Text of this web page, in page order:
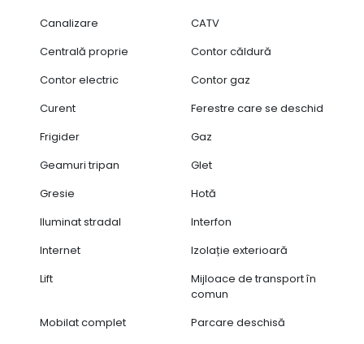
Canalizare
CATV
Centrală proprie
Contor căldură
Contor electric
Contor gaz
Curent
Ferestre care se deschid
Frigider
Gaz
Geamuri tripan
Glet
Gresie
Hotă
Iluminat stradal
Interfon
Internet
Izolație exterioară
Lift
Mijloace de transport în
comun
Mobilat complet
Parcare deschisă